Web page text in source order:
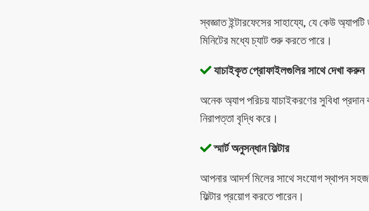
স্বজ্ঞাত ইন্টারফেসের সাহায্যে, যে কেউ
মিনিটের মধ্যে চ্যাট শুরু করতে পারে।
যাচাইকৃত প্রোফাইলগুলির সাথে দেখা করুন
অনেক অ্যাপ পরিচয় যাচাইকরণের সুবিধা
নিরাপত্তা বৃদ্ধি করে।
স্মার্ট অনুসন্ধান ফিল্টার
আপনার আদর্শ মিলের সাথে সংযোগ স্থাপন
ফিল্টার প্রয়োগ করতে পারেন।